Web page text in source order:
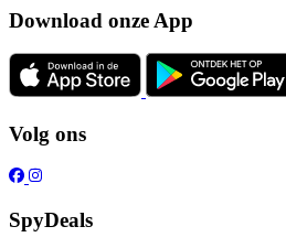
Download onze App
Volg ons
SpyDeals